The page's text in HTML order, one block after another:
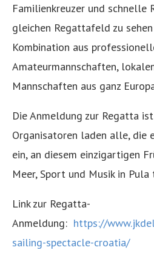
Familienkreuzer und schnelle
gleichen Regattafeld zu
Kombination aus
Amateurmannschaften,
Mannschaften aus ganz
Die Anmeldung zur Regatta
Organisatoren laden alle, die
ein, an diesem einzigartigen
Meer, Sport und Musik in Pula
Link zur Regatta-
Anmeldung: https://
sailing-spectacle-croatia/